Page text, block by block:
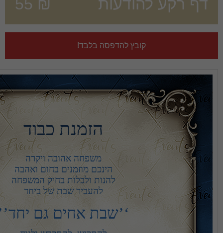
₪
55
הזמנת כבוד
הינכם מוזמנים בחום ואהבה
להנות ולבלות בחיק המשפחה
להעביר שבת של ביחד
‘’שבת אחים גם יחד’’